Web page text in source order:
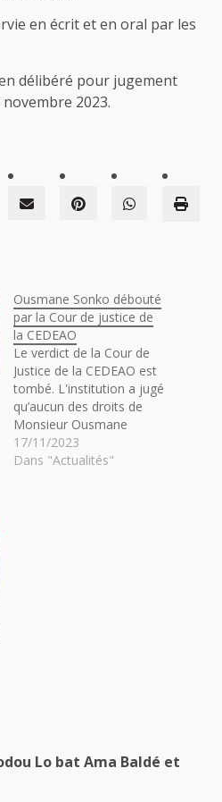
en écrit et en oral par les
délibéré pour jugement
2023.
Ousmane Sonko débouté
par la Cour de justice de
la CEDEAO
Le verdict de la Cour de
Justice de la CEDEAO est
tombé. L'institution a jugé
qu’aucun des droits de
Monsieur Ousmane
Sonko n’a été violé et l’a
débouté de ses
17/11/2023
Dans "Actualités"
Lo bat Ama Baldé et